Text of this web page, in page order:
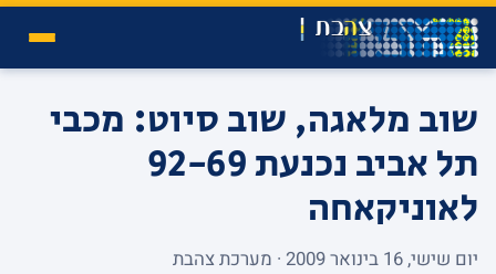
שוב מלאגה, שוב סיוט: מכבי
תל אביב נכנעת 92-69
לאוניקאחה
יום שישי, 16 בינואר 2009 · מערכת צהבת